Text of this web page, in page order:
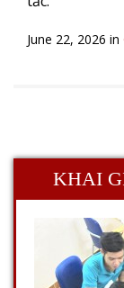
June 22, 2026 in
KHAI